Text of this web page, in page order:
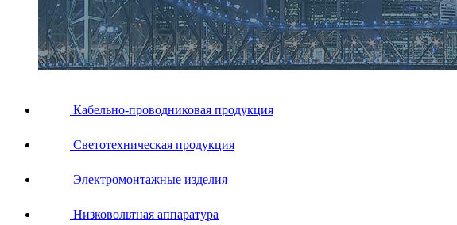
Кабельно-проводниковая продукция
Светотехническая продукция
Электромонтажные изделия
Низковольтная аппаратура